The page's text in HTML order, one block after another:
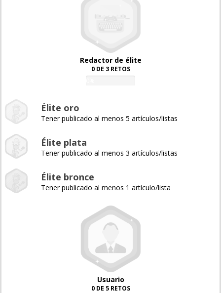
Redactor de élite
0 DE 3 RETOS
Élite oro
Tener publicado al menos 5 artículos/listas
Élite plata
Tener publicado al menos 3 artículos/listas
Élite bronce
Tener publicado al menos 1 artículo/lista
Usuario
0 DE 5 RETOS